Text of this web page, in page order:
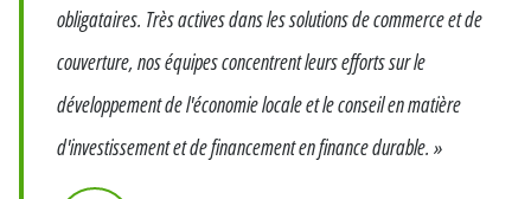
obligataires. Très actives dans les solutions de commerce et de
couverture, nos équipes concentrent leurs efforts sur le
développement de l'économie locale et le conseil en matière
d'investissement et de financement en finance durable. »